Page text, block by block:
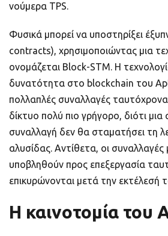
νούμερα TPS.
Φυσικά μπορεί να υποστηρίξει
contracts), χρησιμοποιώντας μια
ονομάζεται Block-STM. Η
δυνατότητα στο blockchain του
πολλαπλές συναλλαγές
δίκτυο πολύ πιο γρήγορο, διότι
συναλλαγή δεν θα σταματήσει τη
αλυσίδας. Αντίθετα, οι
υποβληθούν προς επεξεργασία
επικυρώνονται μετά την εκτέλεσή
Η καινοτομία του